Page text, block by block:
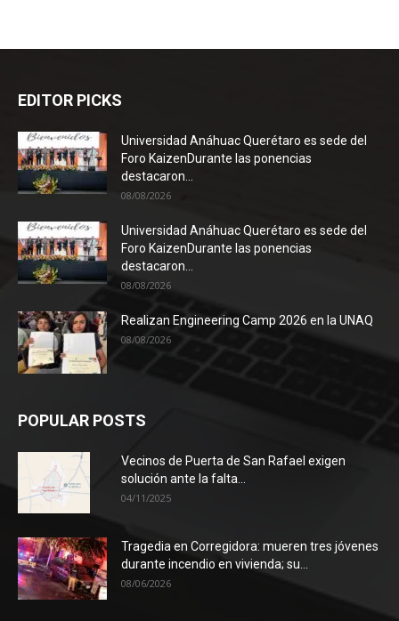
EDITOR PICKS
Universidad Anáhuac Querétaro es sede del
Foro KaizenDurante las ponencias
destacaron...
08/08/2026
Universidad Anáhuac Querétaro es sede del
Foro KaizenDurante las ponencias
destacaron...
08/08/2026
Realizan Engineering Camp 2026 en la UNAQ
08/08/2026
POPULAR POSTS
Vecinos de Puerta de San Rafael exigen
solución ante la falta...
04/11/2025
Tragedia en Corregidora: mueren tres jóvenes
durante incendio en vivienda; su...
08/06/2026